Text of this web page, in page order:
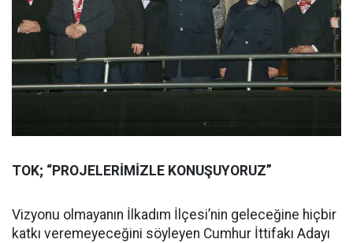
TOK; “PROJELERİMİZLE KONUŞUYORUZ”
Vizyonu olmayanın İlkadım İlçesi’nin geleceğine hiçbir
katkı veremeyeceğini söyleyen Cumhur İttifakı Adayı